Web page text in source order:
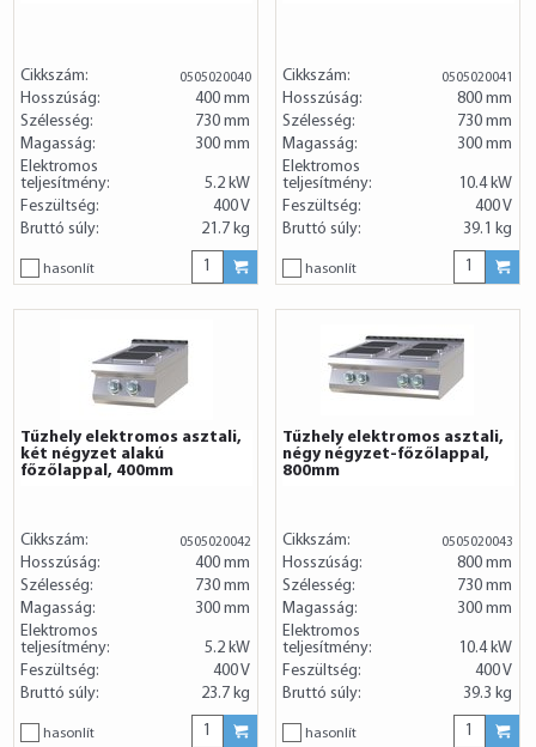
Cikkszám: 0505020040
Hosszúság:
400 mm
Szélesség:
730 mm
Magasság:
300 mm
Elektromos
teljesítmény:
5.2 kW
Feszültség:
400 V
Bruttó súly:
21.7 kg
hasonlít
Cikkszám: 0505020041
Hosszúság:
800 mm
Szélesség:
730 mm
Magasság:
300 mm
Elektromos
teljesítmény:
10.4 kW
Feszültség:
400 V
Bruttó súly:
39.1 kg
hasonlít
Tűzhely elektromos asztali,
két négyzet alakú
főzőlappal, 400mm
Cikkszám: 0505020042
Hosszúság:
400 mm
Szélesség:
730 mm
Magasság:
300 mm
Elektromos
teljesítmény:
5.2 kW
Feszültség:
400 V
Bruttó súly:
23.7 kg
hasonlít
Tűzhely elektromos asztali,
négy négyzet-főzőlappal,
800mm
Cikkszám: 0505020043
Hosszúság:
800 mm
Szélesség:
730 mm
Magasság:
300 mm
Elektromos
teljesítmény:
10.4 kW
Feszültség:
400 V
Bruttó súly:
39.3 kg
hasonlít